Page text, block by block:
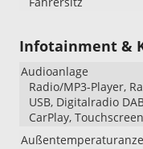
Infotainment &
Audioanlage
Radio/MP3-Player,
USB, Digitalradio
CarPlay, Touchscreen